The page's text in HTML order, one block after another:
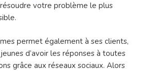
votre problème le plus
permet également à ses clients,
d’avoir les réponses à toutes
grâce aux réseaux sociaux. Alors